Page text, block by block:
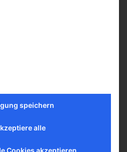
speichern
alle
Cookies akzeptieren